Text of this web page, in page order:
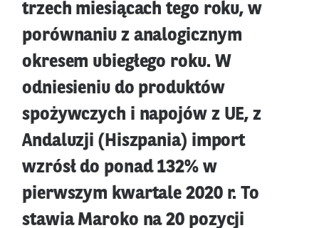
trzech miesiącach tego roku, w
porównaniu z analogicznym
okresem ubiegłego roku. W
odniesieniu do produktów
spożywczych i napojów z UE, z
Andaluzji (Hiszpania) import
wzrósł do ponad 132% w
pierwszym kwartale 2020 r. To
stawia Maroko na 20 pozycji